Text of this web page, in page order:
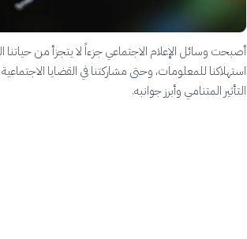
أصبحت وسائل الإعلام الاجتماعي جزءاً لا يتجزأ من
استهلاكنا للمعلومات، وحتى مشاركتنا في القضايا
التأثير المتنامي وأبرز جوانبه.